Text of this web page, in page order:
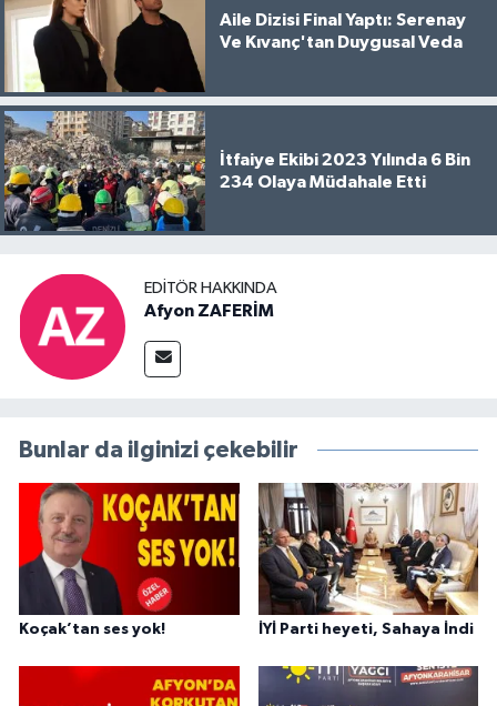
Aile Dizisi Final Yaptı: Serenay
Ve Kıvanç'tan Duygusal Veda
İtfaiye Ekibi 2023 Yılında 6 Bin
234 Olaya Müdahale Etti
EDITÖR HAKKINDA
Afyon ZAFERİM
Bunlar da ilginizi çekebilir
Koçak’tan ses yok! İYİ Parti heyeti, Sahaya İndi